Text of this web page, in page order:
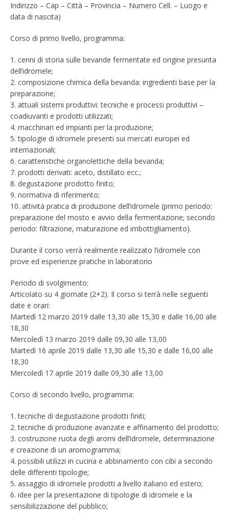
Indirizzo – Cap – Città – Provincia – Numero Cell. – Luogo e
data di nascita)
Corso di primo livello, programma:
1. cenni di storia sulle bevande fermentate ed origine presunta
dell’idromele;
2. composizione chimica della bevanda: ingredienti base per la
preparazione;
3. attuali sistemi produttivi: tecniche e processi produttivi –
coadiuvanti e prodotti utilizzati;
4. macchinari ed impianti per la produzione;
5. tipologie di idromele presenti sui mercati europei ed
internazionali;
6. caratteristiche organolettiche della bevanda;
7. prodotti derivati: aceto, distillato ecc.;
8. degustazione prodotto finito;
9. normativa di riferimento;
10. attività pratica di produzione dell’idromele (primo periodo:
preparazione del mosto e avvio della fermentazione; secondo
periodo: filtrazione, maturazione ed imbottigliamento).
Durante il corso verrà realmente realizzato l’idromele con
prove ed esperienze pratiche in laboratorio
Periodo di svolgimento:
Articolato su 4 giornate (2+2). Il corso si terrà nelle seguenti
date e orari:
Martedì 12 marzo 2019 dalle 13,30 alle 15,30 e dalle 16,00 alle
18,30
Mercoledì 13 marzo 2019 dalle 09,30 alle 13,00
Martedì 16 aprile 2019 dalle 13,30 alle 15,30 e dalle 16,00 alle
18,30
Mercoledì 17 aprile 2019 dalle 09,30 alle 13,00
Corso di secondo livello, programma:
1. tecniche di degustazione prodotti finiti;
2. tecniche di produzione avanzate e affinamento del prodotto;
3. costruzione ruota degli aromi dell’idromele, determinazione
e creazione di un aromogramma;
4. possibili utilizzi in cucina e abbinamento con cibi a secondo
delle differenti tipologie;
5. assaggio di idromele prodotti a livello italiano ed estero;
6. idee per la presentazione di tipologie di idromele e la
sensibilizzazione del pubblico;